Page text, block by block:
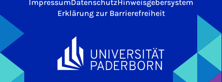
ImpressumDatenschutzHinweisgebersystem
Erklärung zur Barrierefreiheit